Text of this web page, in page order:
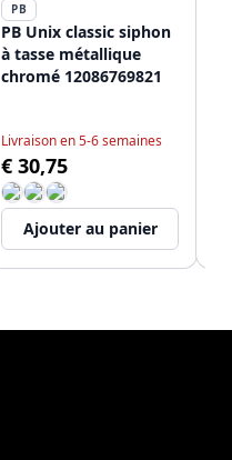
PB
PB Unix classic siphon
à tasse métallique
chromé 12086769821
Livraison en 5-6 semaines
€ 30,75
Ajouter au panier